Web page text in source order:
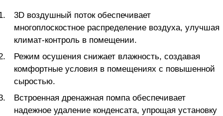
3D воздушный поток обеспечивает
многоплоскостное распределение воздуха, улучшая
климат-контроль в помещении.
Режим осушения снижает влажность, создавая
комфортные условия в помещениях с повышенной
сыростью.
Встроенная дренажная помпа обеспечивает
надежное удаление конденсата, упрощая установку